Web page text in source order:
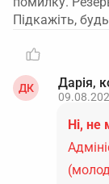
Підкажіть,
ДК Дарія,
Ні, не